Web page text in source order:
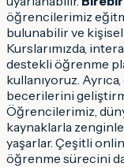
öğrencilerimiz
bulunabilir ve
Kurslarımızda,
destekli öğrenme
kullanıyoruz.
becerilerini
Öğrencilerimiz,
kaynaklarla
yaşarlar. Çeşitli
öğrenme sürecini